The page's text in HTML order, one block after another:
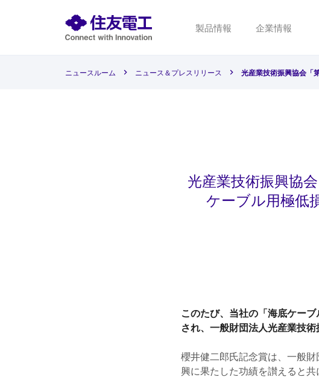
製品情報 企業情報
ニュースルーム ニュース＆プレスリリース 光産業技術振興協会「
光産業技術振興協
ケーブル用極低
このたび、当社の「海底ケー
され、一般財団法人光産業技
櫻井健二郎氏記念賞は、一般
興に果たした功績を讃えると